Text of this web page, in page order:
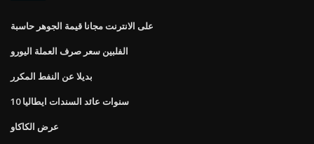
على الانترنت مجانا قيمة الجوهر حاسبة
الفلبين سعر صرف العملة اليورو
بديلا عن النفط المكرر
10 سنوات عائد السندات ايطاليا
عرض الكاكاو